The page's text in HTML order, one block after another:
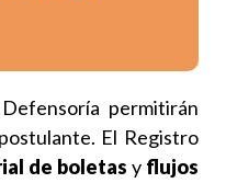
permitirán
El Registro
de boletas y flujos